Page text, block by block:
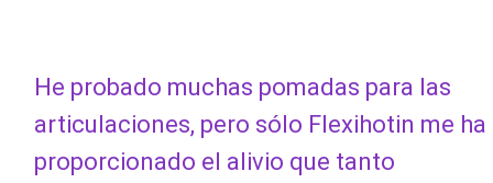
He probado muchas pomadas para las
articulaciones, pero sólo Flexihotin me ha
proporcionado el alivio que tanto